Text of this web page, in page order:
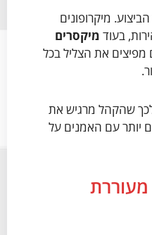
מיקרופונים
בעוד מיקסרים
את הצליל בכל
שהקהל מרגיש את
יותר עם האמנים על
מעוררת